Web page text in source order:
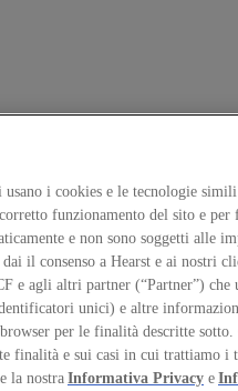
usano i cookies e le tecnologie
funzionamento del sito e
e non sono soggetti alle
dai il consenso a Hearst e ai nostri
e agli altri partner (“Partner”) che
unici) e altre
per le finalità descritte sotto.
finalità e sui casi in cui trattiamo i
la nostraInformativa Privacy e